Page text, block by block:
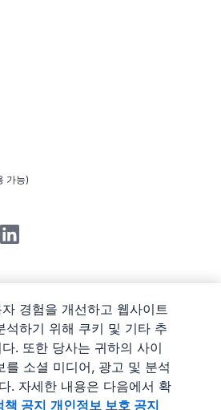
가능)
업 CRM입니다.
경험을 개선하고 웹사이트
석하기 위해 쿠키 및 기타 추
. 또한 당사는 귀하의 사이
를 소셜 미디어, 광고 및 분석
. 자세한 내용은 다음에서 확
책 공지 개인정보 보호 공지